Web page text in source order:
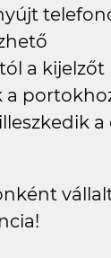
a kijelzőt